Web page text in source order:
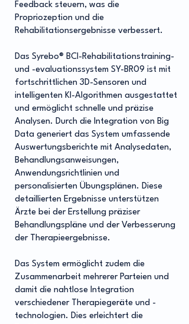
Feedback steuern, was die
Propriozeption und die
Rehabilitationsergebnisse verbessert.
Das Syrebo® BCI-Rehabilitationstraining-
und -evaluationssystem SY-BR09 ist mit
fortschrittlichen 3D-Sensoren und
intelligenten KI-Algorithmen ausgestattet
und ermöglicht schnelle und präzise
Analysen. Durch die Integration von Big
Data generiert das System umfassende
Auswertungsberichte mit Analysedaten,
Behandlungsanweisungen,
Anwendungsrichtlinien und
personalisierten Übungsplänen. Diese
detaillierten Ergebnisse unterstützen
Ärzte bei der Erstellung präziser
Behandlungspläne und der Verbesserung
der Therapieergebnisse.
Das System ermöglicht zudem die
Zusammenarbeit mehrerer Parteien und
damit die nahtlose Integration
verschiedener Therapiegeräte und -
technologien. Dies erleichtert die